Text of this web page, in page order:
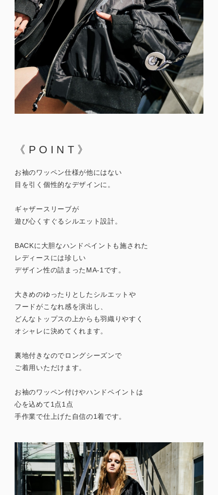
《POINT》
お袖のワッペン仕様が他にはない
目を引く個性的なデザインに。
ギャザースリーブが
遊び心くすぐるシルエット設計。
BACKに大胆なハンドペイントも施された
レディースには珍しい
デザイン性の詰まったMA-1です。
大きめのゆったりとしたシルエットや
フードがこなれ感を演出し、
どんなトップスの上からも羽織りやすく
オシャレに決めてくれます。
裏地付きなのでロングシーズンで
ご着用いただけます。
お袖のワッペン付けやハンドペイントは
心を込めて1点1点
手作業で仕上げた自信の1着です。